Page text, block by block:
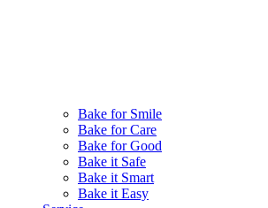
Bake for Smile
Bake for Care
Bake for Good
Bake it Safe
Bake it Smart
Bake it Easy